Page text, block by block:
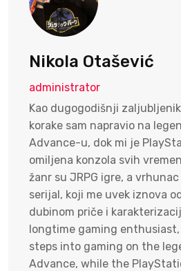
Nikola Otašević
administrator
Kao dugogodišnji
korake sam napravio na
Advance-u, dok mi je
omiljena konzola svih
žanr su JRPG igre, a
serijal, koji me uvek iznova
dubinom priče i
longtime gaming
steps into gaming on the
Advance, while the